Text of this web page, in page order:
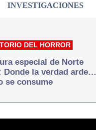
INVESTIGACIONES
DEL HORROR
especial de Norte
Donde la verdad arde…
se consume